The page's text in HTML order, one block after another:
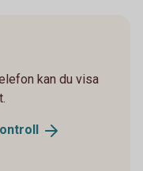
kan du visa